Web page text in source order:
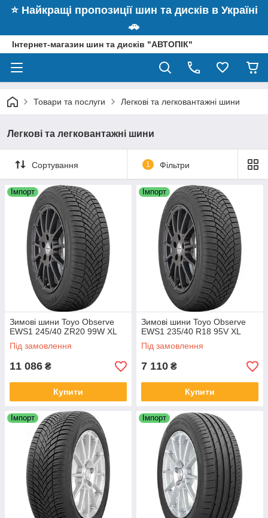
⭐️ Найкращі пропозиції шин та дисків в Україні
🚗
Інтернет-магазин шин та дисків "АВТОПІК"
Товари та послуги Легкові та легковантажні шини
Легкові та легковантажні шини
Сортування 1 Фільтри
Імпорт
Зимові шини Toyo Observe
EWS1 245/40 ZR20 99W XL
Під замовлення
11 086 ₴
Купити
Імпорт
Зимові шини Toyo Observe
EWS1 235/40 R18 95V XL
Під замовлення
7 110 ₴
Купити
Імпорт Імпорт